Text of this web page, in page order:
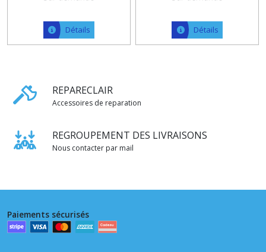
Détails Détails
REPARECLAIR
Accessoires de reparation
REGROUPEMENT DES LIVRAISONS
Nous contacter par mail
Paiements sécurisés